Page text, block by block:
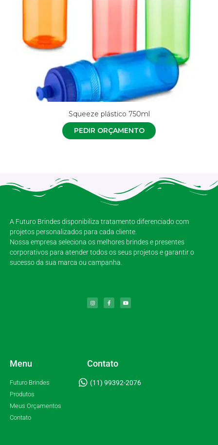
Squeeze plástico 750ml
PEDIR ORÇAMENTO
A Futuro Brindes disponibiliza tratamento diferenciado com
projetos personalizados para cada cliente.
Nossa empresa seleciona os melhores brindes e presentes
corporativos para atender todos os seus projetos e garantir o
sucesso da sua marca ou campanha.
Menu
Futuro Brindes
Produtos
Meus Orçamentos
Contato
Contato
(11) 99392-2076